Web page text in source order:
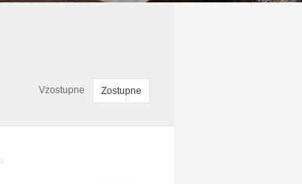
Vzostupne Zostupne